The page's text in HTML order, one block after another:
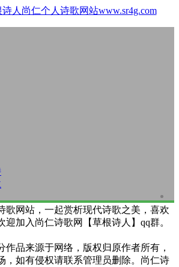
人尚仁个人诗歌网站www.sr4g.com
歌网站，一起赏析现代诗歌之美，喜欢
迎加入尚仁诗歌网【草根诗人】qq群。
作品来源于网络，版权归原作者所有，
，如有侵权请联系管理员删除。尚仁诗